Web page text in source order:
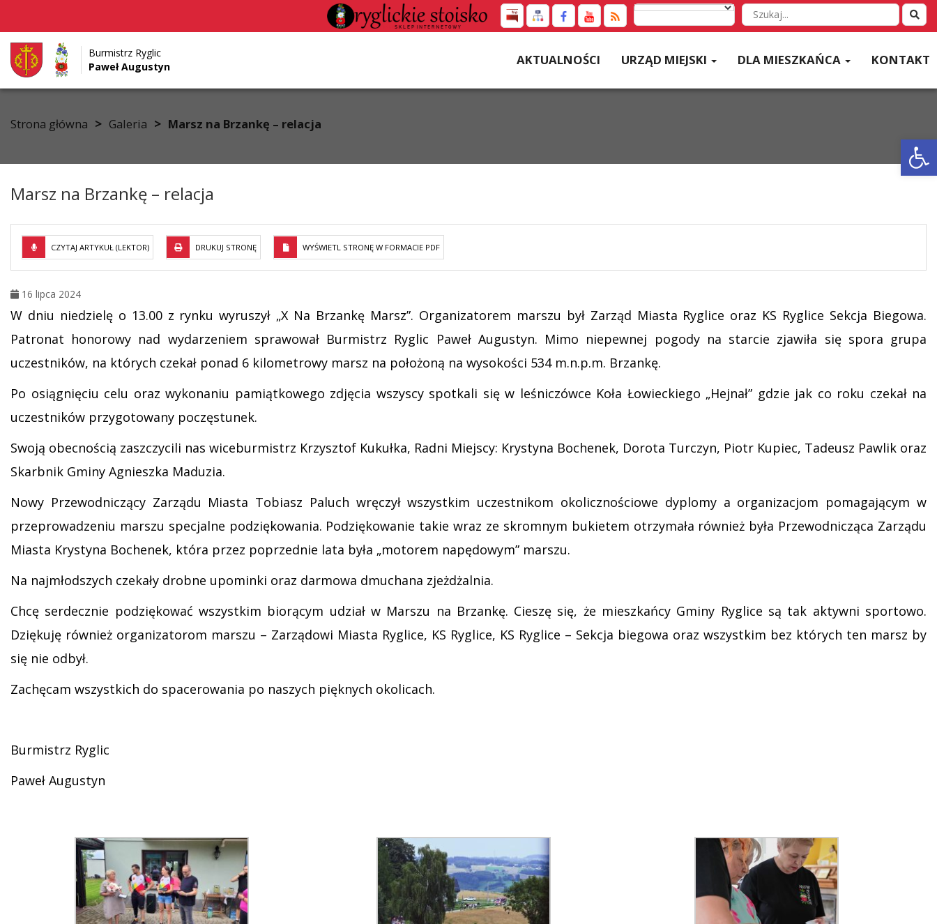
Przejdź do menu
Przejdź do głównej treści strony
Przejdź do stopki strony
Wyszukaj
w
Burmistrz Ryglic
Paweł Augustyn
AKTUALNOŚCI URZĄD MIEJSKI DLA MIESZKAŃCA KONTAKT
Strona główna > Galeria > Marsz na Brzankę – relacja
Marsz na Brzankę – relacja
CZYTAJ ARTYKUŁ (LEKTOR) DRUKUJ STRONĘ WYŚWIETL STRONĘ W FORMACIE PDF
16 lipca 2024
W dniu niedzielę o 13.00 z rynku wyruszył „X Na Brzankę Marsz”. Organizatorem marszu był Zarząd Miasta Ryglice oraz KS Ryglice Sekcja Biegowa.
Patronat honorowy nad wydarzeniem sprawował Burmistrz Ryglic Paweł Augustyn. Mimo niepewnej pogody na starcie zjawiła się spora grupa
uczestników, na których czekał ponad 6 kilometrowy marsz na położoną na wysokości 534 m.n.p.m. Brzankę.
Po osiągnięciu celu oraz wykonaniu pamiątkowego zdjęcia wszyscy spotkali się w leśniczówce Koła Łowieckiego „Hejnał” gdzie jak co roku czekał na
uczestników przygotowany poczęstunek.
Swoją obecnością zaszczycili nas wiceburmistrz Krzysztof Kukułka, Radni Miejscy: Krystyna Bochenek, Dorota Turczyn, Piotr Kupiec, Tadeusz Pawlik oraz
Skarbnik Gminy Agnieszka Maduzia.
Nowy Przewodniczący Zarządu Miasta Tobiasz Paluch wręczył wszystkim uczestnikom okolicznościowe dyplomy a organizacjom pomagającym w
przeprowadzeniu marszu specjalne podziękowania. Podziękowanie takie wraz ze skromnym bukietem otrzymała również była Przewodnicząca Zarządu
Miasta Krystyna Bochenek, która przez poprzednie lata była „motorem napędowym” marszu.
Na najmłodszych czekały drobne upominki oraz darmowa dmuchana zjeżdżalnia.
Chcę serdecznie podziękować wszystkim biorącym udział w Marszu na Brzankę. Cieszę się, że mieszkańcy Gminy Ryglice są tak aktywni sportowo.
Dziękuję również organizatorom marszu – Zarządowi Miasta Ryglice, KS Ryglice, KS Ryglice – Sekcja biegowa oraz wszystkim bez których ten marsz by
się nie odbył.
Zachęcam wszystkich do spacerowania po naszych pięknych okolicach.
Burmistrz Ryglic
Paweł Augustyn